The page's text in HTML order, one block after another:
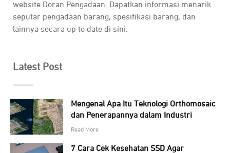
website Doran Pengadaan. Dapatkan informasi menarik
seputar pengadaan barang, spesifikasi barang, dan
lainnya secara up to date di sini.
Latest Post
Mengenal Apa Itu Teknologi Orthomosaic
dan Penerapannya dalam Industri
Read More
7 Cara Cek Kesehatan SSD Agar